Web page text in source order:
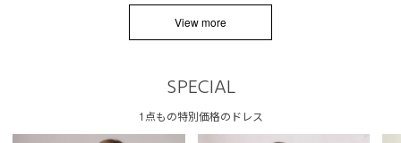
View more
SPECIAL
1点もの特別価格のドレス